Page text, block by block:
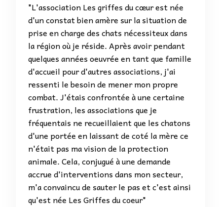
"L'association Les griffes du cœur est née
d'un constat bien amère sur la situation de
prise en charge des chats nécessiteux dans
la région où je réside. Après avoir pendant
quelques années oeuvrée en tant que famille
d'accueil pour d'autres associations, j'ai
ressenti le besoin de mener mon propre
combat. J'étais confrontée à une certaine
frustration, les associations que je
fréquentais ne recueillaient que les chatons
d'une portée en laissant de coté la mère ce
n'était pas ma vision de la protection
animale. Cela, conjugué à une demande
accrue d'interventions dans mon secteur,
m'a convaincu de sauter le pas et c'est ainsi
qu'est née Les Griffes du coeur"